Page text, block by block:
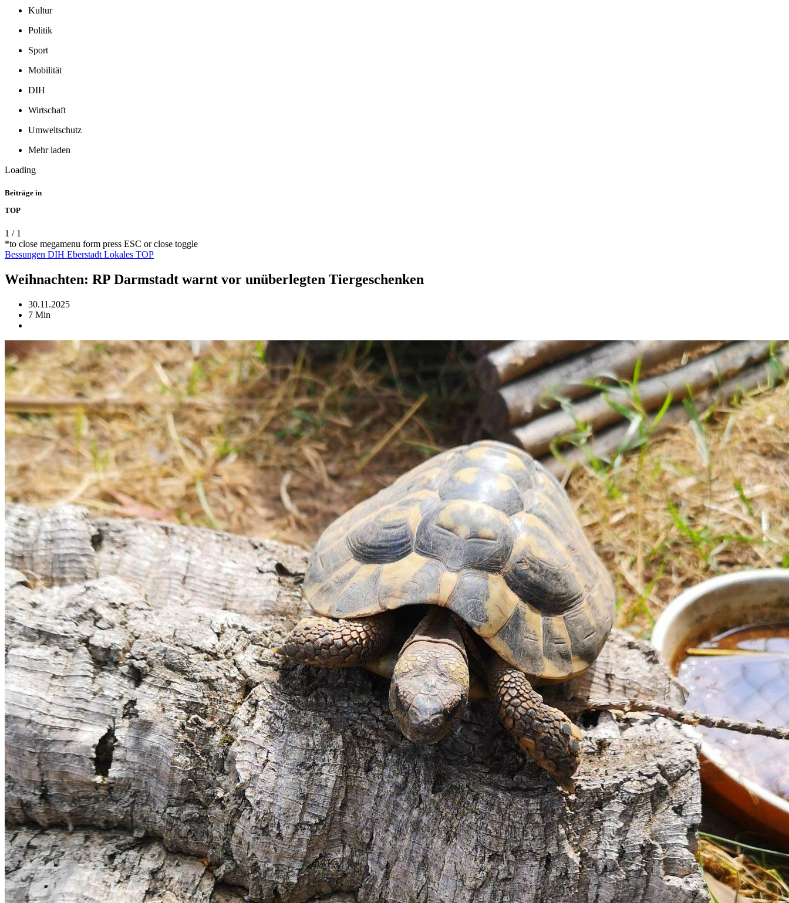
Kultur
Politik
Sport
Mobilität
DIH
Wirtschaft
Umweltschutz
Mehr laden
Loading
Beiträge in
TOP
1 / 1
*to close megamenu form press ESC or close toggle
Bessungen DIH Eberstadt Lokales TOP
Weihnachten: RP Darmstadt warnt vor unüberlegten Tiergeschenken
30.11.2025
7 Min